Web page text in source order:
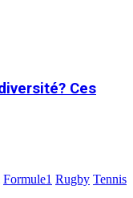
Ces
Formule1 Rugby Tennis